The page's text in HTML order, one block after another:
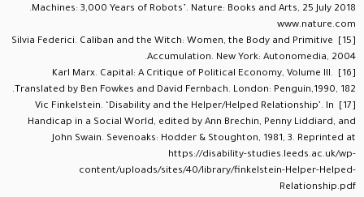
Machines: 3,000 Years of Robots’. Nature: Books and Arts, 25 July 2018.
www.nature.com
[15]
Silvia Federici. Caliban and the Witch: Women, the Body and Primitive
Accumulation. New York: Autonomedia, 2004.
[16]
Karl Marx. Capital: A Critique of Political Economy, Volume III.
Translated by Ben Fowkes and David Fernbach. London: Penguin,1990, 182.
[17]
Vic Finkelstein. ‘Disability and the Helper/Helped Relationship’. In
Handicap in a Social World, edited by Ann Brechin, Penny Liddiard, and
John Swain. Sevenoaks: Hodder & Stoughton, 1981, 3. Reprinted at
https://disability-studies.leeds.ac.uk/wp-
content/uploads/sites/40/library/finkelstein-Helper-Helped-
Relationship.pdf